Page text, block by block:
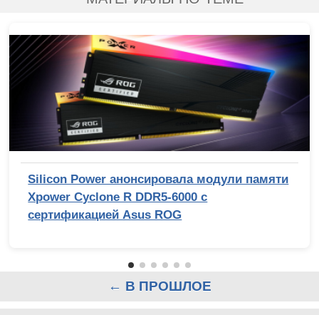
Silicon Power анонсировала модули памяти
Xpower Cyclone R DDR5-6000 с
сертификацией Asus ROG
← В ПРОШЛОЕ